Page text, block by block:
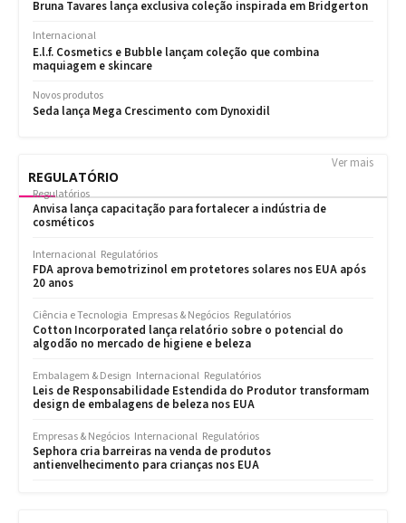
REGULATÓRIO
Ver mais
Regulatórios
Anvisa lança capacitação para fortalecer a indústria de
cosméticos
Internacional Regulatórios
FDA aprova bemotrizinol em protetores solares nos EUA após
20 anos
Ciência e Tecnologia Empresas & Negócios Regulatórios
Cotton Incorporated lança relatório sobre o potencial do
algodão no mercado de higiene e beleza
Embalagem & Design Internacional Regulatórios
Leis de Responsabilidade Estendida do Produtor transformam
design de embalagens de beleza nos EUA
Empresas & Negócios Internacional Regulatórios
Sephora cria barreiras na venda de produtos
antienvelhecimento para crianças nos EUA